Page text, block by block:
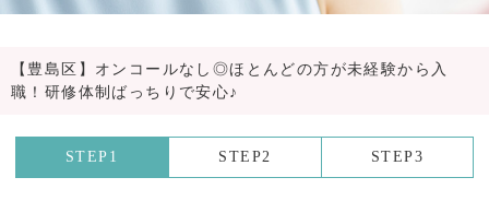
【豊島区】オンコールなし◎ほとんどの方が未経験から入
職！研修体制ばっちりで安心♪
STEP1 STEP2 STEP3